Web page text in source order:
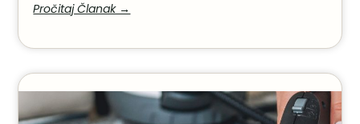
Pročitaj Članak →